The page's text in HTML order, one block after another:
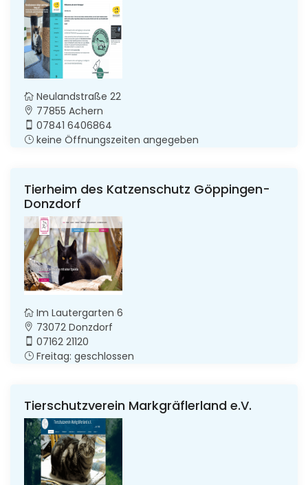
Neulandstraße 22
77855 Achern
07841 6406864
keine Öffnungszeiten angegeben
Tierheim des Katzenschutz Göppingen-
Donzdorf
Im Lautergarten 6
73072 Donzdorf
07162 21120
Freitag: geschlossen
Tierschutzverein Markgräflerland e.V.